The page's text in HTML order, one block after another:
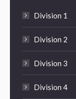
Division 1
Division 2
Division 3
Division 4